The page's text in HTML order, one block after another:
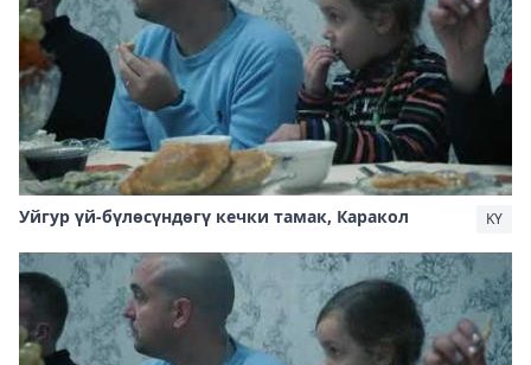
Уйгур үй-бүлөсүндөгү кечки тамак, Каракол KY